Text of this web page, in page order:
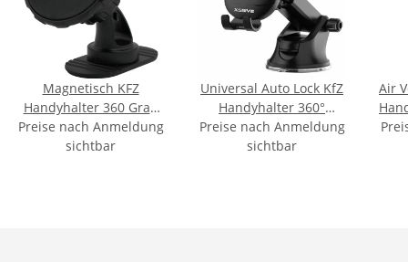
Magnetisch KFZ
Handyhalter 360 Grad
freie Drehung als Stand
Preise nach Anmeldung
sichtbar
Universal Auto Lock KfZ
Handyhalter 360°
drehbar KfZ Halterung
Preise nach Anmeldung
sichtbar
Air